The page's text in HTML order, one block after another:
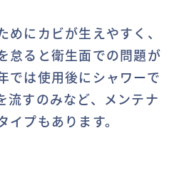
めにカビが生えやすく、
怠ると衛生面での問題が
では使用後にシャワーで
流すのみなど、メンテナ
プもあります。